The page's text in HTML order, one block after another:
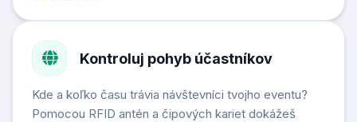
Kontroluj pohyb účastníkov
Kde a koľko času trávia návštevníci tvojho eventu?
Pomocou RFID antén a čipových kariet dokážeš